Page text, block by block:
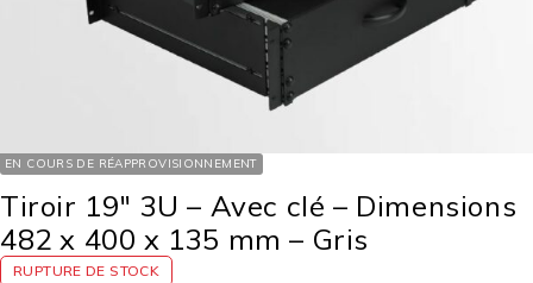
EN COURS DE RÉAPPROVISIONNEMENT
Tiroir 19″ 3U – Avec clé – Dimensions
482 x 400 x 135 mm – Gris
RUPTURE DE STOCK